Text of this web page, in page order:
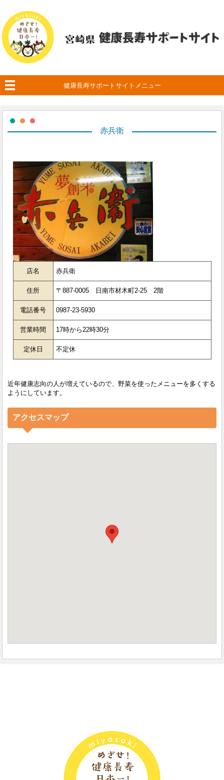
健康長寿サポートサイトメニュー
赤兵衛
店名 赤兵衛
住所 〒887-0005 日南市材木町2-25 2階
電話番号 0987-23-5930
営業時間 17時から22時30分
定休日 不定休
近年健康志向の人が増えているので、野菜を使ったメニューを多くする
ようにしています。
アクセスマップ